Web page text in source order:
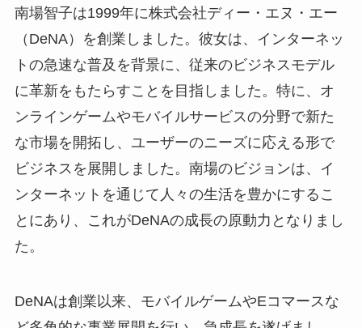
南場智子は1999年に株式会社ディー・エヌ・エー
（DeNA）を創業しました。彼女は、インターネッ
トの急速な普及を背景に、従来のビジネスモデル
に革新をもたらすことを目指しました。特に、オ
ンラインゲームやモバイルサービスの分野で新た
な市場を開拓し、ユーザーのニーズに応える形で
ビジネスを展開しました。南場のビジョンは、イ
ンターネットを通じて人々の生活を豊かにするこ
とにあり、これがDeNAの成長の原動力となりまし
た。
DeNAは創業以来、モバイルゲームやEコマースな